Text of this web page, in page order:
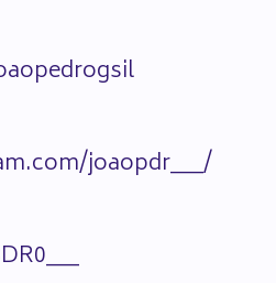
joaopdr___/